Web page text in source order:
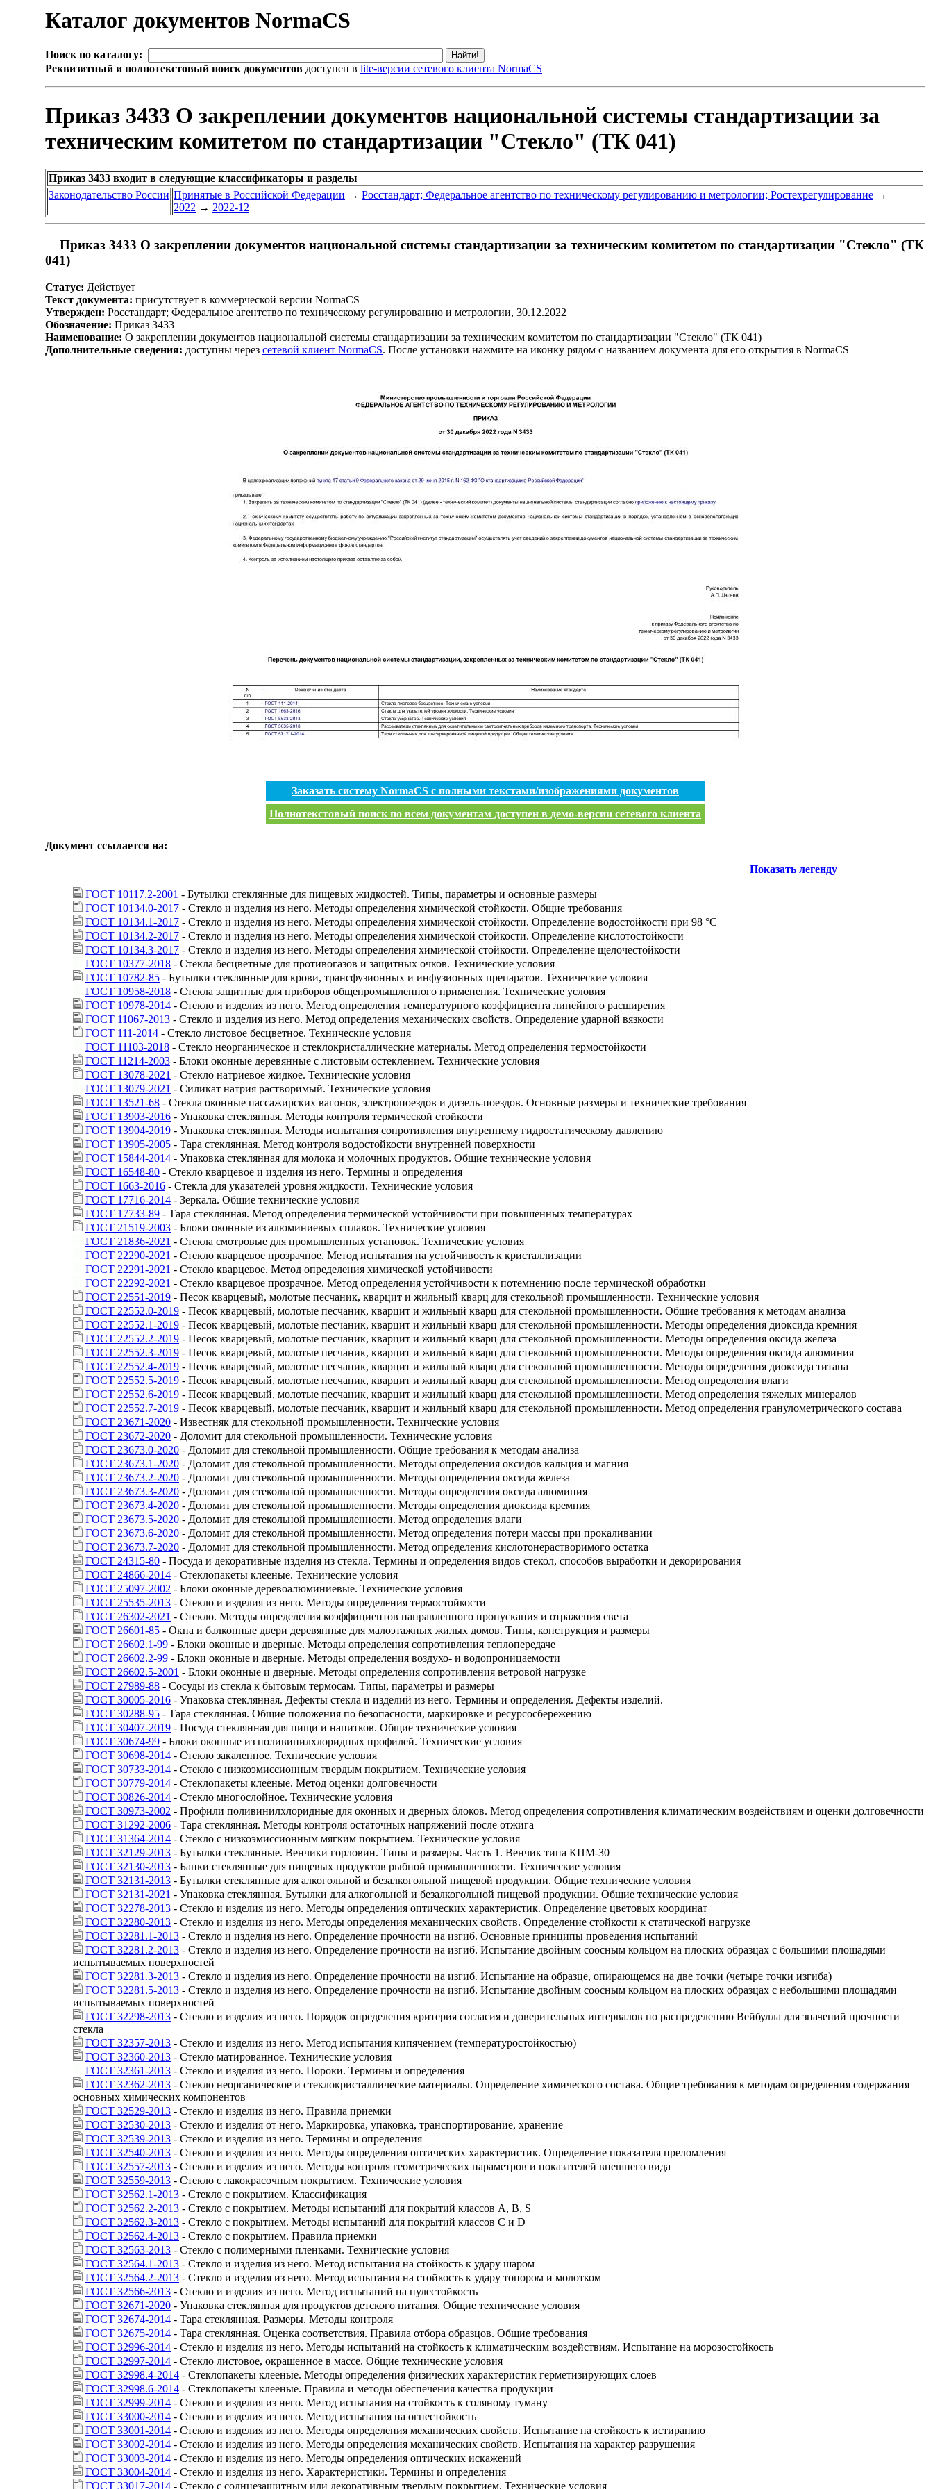
Каталог документов NormaCS
Поиск по каталогу:
Реквизитный и полнотекстовый поиск документов доступен в lite-версии сетевого клиента NormaCS
Приказ 3433 О закреплении документов национальной системы стандартизации за
техническим комитетом по стандартизации "Стекло" (ТК 041)
Приказ 3433 входит в следующие классификаторы и разделы
Законодательство России Принятые в Российской Федерации → Росстандарт; Федеральное агентство по техническому регулированию и метрологии; Ростехрегулирование →
2022 → 2022-12
Приказ 3433 О закреплении документов национальной системы стандартизации за техническим комитетом по стандартизации "Стекло" (ТК
041)
Статус: Действует
Текст документа: присутствует в коммерческой версии NormaCS
Утвержден: Росстандарт; Федеральное агентство по техническому регулированию и метрологии, 30.12.2022
Обозначение: Приказ 3433
Наименование: О закреплении документов национальной системы стандартизации за техническим комитетом по стандартизации "Стекло" (ТК 041)
Дополнительные сведения: доступны через сетевой клиент NormaCS. После установки нажмите на иконку рядом с названием документа для его открытия в NormaCS
Заказать систему NormaCS с полными текстами/изображениями документов
Полнотекстовый поиск по всем документам доступен в демо-версии сетевого клиента
Документ ссылается на:
Показать легенду
ГОСТ 10117.2-2001 - Бутылки стеклянные для пищевых жидкостей. Типы, параметры и основные размеры
ГОСТ 10134.0-2017 - Стекло и изделия из него. Методы определения химической стойкости. Общие требования
ГОСТ 10134.1-2017 - Стекло и изделия из него. Методы определения химической стойкости. Определение водостойкости при 98 °С
ГОСТ 10134.2-2017 - Стекло и изделия из него. Методы определения химической стойкости. Определение кислотостойкости
ГОСТ 10134.3-2017 - Стекло и изделия из него. Методы определения химической стойкости. Определение щелочестойкости
ГОСТ 10377-2018 - Стекла бесцветные для противогазов и защитных очков. Технические условия
ГОСТ 10782-85 - Бутылки стеклянные для крови, трансфузионных и инфузионных препаратов. Технические условия
ГОСТ 10958-2018 - Стекла защитные для приборов общепромышленного применения. Технические условия
ГОСТ 10978-2014 - Стекло и изделия из него. Метод определения температурного коэффициента линейного расширения
ГОСТ 11067-2013 - Стекло и изделия из него. Метод определения механических свойств. Определение ударной вязкости
ГОСТ 111-2014 - Стекло листовое бесцветное. Технические условия
ГОСТ 11103-2018 - Стекло неорганическое и стеклокристаллические материалы. Метод определения термостойкости
ГОСТ 11214-2003 - Блоки оконные деревянные с листовым остеклением. Технические условия
ГОСТ 13078-2021 - Стекло натриевое жидкое. Технические условия
ГОСТ 13079-2021 - Силикат натрия растворимый. Технические условия
ГОСТ 13521-68 - Стекла оконные пассажирских вагонов, электропоездов и дизель-поездов. Основные размеры и технические требования
ГОСТ 13903-2016 - Упаковка стеклянная. Методы контроля термической стойкости
ГОСТ 13904-2019 - Упаковка стеклянная. Методы испытания сопротивления внутреннему гидростатическому давлению
ГОСТ 13905-2005 - Тара стеклянная. Метод контроля водостойкости внутренней поверхности
ГОСТ 15844-2014 - Упаковка стеклянная для молока и молочных продуктов. Общие технические условия
ГОСТ 16548-80 - Стекло кварцевое и изделия из него. Термины и определения
ГОСТ 1663-2016 - Стекла для указателей уровня жидкости. Технические условия
ГОСТ 17716-2014 - Зеркала. Общие технические условия
ГОСТ 17733-89 - Тара стеклянная. Метод определения термической устойчивости при повышенных температурах
ГОСТ 21519-2003 - Блоки оконные из алюминиевых сплавов. Технические условия
ГОСТ 21836-2021 - Стекла смотровые для промышленных установок. Технические условия
ГОСТ 22290-2021 - Стекло кварцевое прозрачное. Метод испытания на устойчивость к кристаллизации
ГОСТ 22291-2021 - Стекло кварцевое. Метод определения химической устойчивости
ГОСТ 22292-2021 - Стекло кварцевое прозрачное. Метод определения устойчивости к потемнению после термической обработки
ГОСТ 22551-2019 - Песок кварцевый, молотые песчаник, кварцит и жильный кварц для стекольной промышленности. Технические условия
ГОСТ 22552.0-2019 - Песок кварцевый, молотые песчаник, кварцит и жильный кварц для стекольной промышленности. Общие требования к методам анализа
ГОСТ 22552.1-2019 - Песок кварцевый, молотые песчаник, кварцит и жильный кварц для стекольной промышленности. Методы определения диоксида кремния
ГОСТ 22552.2-2019 - Песок кварцевый, молотые песчаник, кварцит и жильный кварц для стекольной промышленности. Методы определения оксида железа
ГОСТ 22552.3-2019 - Песок кварцевый, молотые песчаник, кварцит и жильный кварц для стекольной промышленности. Методы определения оксида алюминия
ГОСТ 22552.4-2019 - Песок кварцевый, молотые песчаник, кварцит и жильный кварц для стекольной промышленности. Методы определения диоксида титана
ГОСТ 22552.5-2019 - Песок кварцевый, молотые песчаник, кварцит и жильный кварц для стекольной промышленности. Метод определения влаги
ГОСТ 22552.6-2019 - Песок кварцевый, молотые песчаник, кварцит и жильный кварц для стекольной промышленности. Метод определения тяжелых минералов
ГОСТ 22552.7-2019 - Песок кварцевый, молотые песчаник, кварцит и жильный кварц для стекольной промышленности. Метод определения гранулометрического состава
ГОСТ 23671-2020 - Известняк для стекольной промышленности. Технические условия
ГОСТ 23672-2020 - Доломит для стекольной промышленности. Технические условия
ГОСТ 23673.0-2020 - Доломит для стекольной промышленности. Общие требования к методам анализа
ГОСТ 23673.1-2020 - Доломит для стекольной промышленности. Методы определения оксидов кальция и магния
ГОСТ 23673.2-2020 - Доломит для стекольной промышленности. Методы определения оксида железа
ГОСТ 23673.3-2020 - Доломит для стекольной промышленности. Методы определения оксида алюминия
ГОСТ 23673.4-2020 - Доломит для стекольной промышленности. Методы определения диоксида кремния
ГОСТ 23673.5-2020 - Доломит для стекольной промышленности. Метод определения влаги
ГОСТ 23673.6-2020 - Доломит для стекольной промышленности. Метод определения потери массы при прокаливании
ГОСТ 23673.7-2020 - Доломит для стекольной промышленности. Метод определения кислотонерастворимого остатка
ГОСТ 24315-80 - Посуда и декоративные изделия из стекла. Термины и определения видов стекол, способов выработки и декорирования
ГОСТ 24866-2014 - Стеклопакеты клееные. Технические условия
ГОСТ 25097-2002 - Блоки оконные деревоалюминиевые. Технические условия
ГОСТ 25535-2013 - Стекло и изделия из него. Методы определения термостойкости
ГОСТ 26302-2021 - Стекло. Методы определения коэффициентов направленного пропускания и отражения света
ГОСТ 26601-85 - Окна и балконные двери деревянные для малоэтажных жилых домов. Типы, конструкция и размеры
ГОСТ 26602.1-99 - Блоки оконные и дверные. Методы определения сопротивления теплопередаче
ГОСТ 26602.2-99 - Блоки оконные и дверные. Методы определения воздухо- и водопроницаемости
ГОСТ 26602.5-2001 - Блоки оконные и дверные. Методы определения сопротивления ветровой нагрузке
ГОСТ 27989-88 - Сосуды из стекла к бытовым термосам. Типы, параметры и размеры
ГОСТ 30005-2016 - Упаковка стеклянная. Дефекты стекла и изделий из него. Термины и определения. Дефекты изделий.
ГОСТ 30288-95 - Тара стеклянная. Общие положения по безопасности, маркировке и ресурсосбережению
ГОСТ 30407-2019 - Посуда стеклянная для пищи и напитков. Общие технические условия
ГОСТ 30674-99 - Блоки оконные из поливинилхлоридных профилей. Технические условия
ГОСТ 30698-2014 - Стекло закаленное. Технические условия
ГОСТ 30733-2014 - Стекло с низкоэмиссионным твердым покрытием. Технические условия
ГОСТ 30779-2014 - Стеклопакеты клееные. Метод оценки долговечности
ГОСТ 30826-2014 - Стекло многослойное. Технические условия
ГОСТ 30973-2002 - Профили поливинилхлоридные для оконных и дверных блоков. Метод определения сопротивления климатическим воздействиям и оценки долговечности
ГОСТ 31292-2006 - Тара стеклянная. Методы контроля остаточных напряжений после отжига
ГОСТ 31364-2014 - Стекло с низкоэмиссионным мягким покрытием. Технические условия
ГОСТ 32129-2013 - Бутылки стеклянные. Венчики горловин. Типы и размеры. Часть 1. Венчик типа КПМ-30
ГОСТ 32130-2013 - Банки стеклянные для пищевых продуктов рыбной промышленности. Технические условия
ГОСТ 32131-2013 - Бутылки стеклянные для алкогольной и безалкогольной пищевой продукции. Общие технические условия
ГОСТ 32131-2021 - Упаковка стеклянная. Бутылки для алкогольной и безалкогольной пищевой продукции. Общие технические условия
ГОСТ 32278-2013 - Стекло и изделия из него. Методы определения оптических характеристик. Определение цветовых координат
ГОСТ 32280-2013 - Стекло и изделия из него. Методы определения механических свойств. Определение стойкости к статической нагрузке
ГОСТ 32281.1-2013 - Стекло и изделия из него. Определение прочности на изгиб. Основные принципы проведения испытаний
ГОСТ 32281.2-2013 - Стекло и изделия из него. Определение прочности на изгиб. Испытание двойным соосным кольцом на плоских образцах с большими площадями
испытываемых поверхностей
ГОСТ 32281.3-2013 - Стекло и изделия из него. Определение прочности на изгиб. Испытание на образце, опирающемся на две точки (четыре точки изгиба)
ГОСТ 32281.5-2013 - Стекло и изделия из него. Определение прочности на изгиб. Испытание двойным соосным кольцом на плоских образцах с небольшими площадями
испытываемых поверхностей
ГОСТ 32298-2013 - Стекло и изделия из него. Порядок определения критерия согласия и доверительных интервалов по распределению Вейбулла для значений прочности
стекла
ГОСТ 32357-2013 - Стекло и изделия из него. Метод испытания кипячением (температуростойкостью)
ГОСТ 32360-2013 - Стекло матированное. Технические условия
ГОСТ 32361-2013 - Стекло и изделия из него. Пороки. Термины и определения
ГОСТ 32362-2013 - Стекло неорганическое и стеклокристаллические материалы. Определение химического состава. Общие требования к методам определения содержания
основных химических компонентов
ГОСТ 32529-2013 - Стекло и изделия из него. Правила приемки
ГОСТ 32530-2013 - Стекло и изделия от него. Маркировка, упаковка, транспортирование, хранение
ГОСТ 32539-2013 - Стекло и изделия из него. Термины и определения
ГОСТ 32540-2013 - Стекло и изделия из него. Методы определения оптических характеристик. Определение показателя преломления
ГОСТ 32557-2013 - Стекло и изделия из него. Методы контроля геометрических параметров и показателей внешнего вида
ГОСТ 32559-2013 - Стекло с лакокрасочным покрытием. Технические условия
ГОСТ 32562.1-2013 - Стекло с покрытием. Классификация
ГОСТ 32562.2-2013 - Стекло с покрытием. Методы испытаний для покрытий классов А, В, S
ГОСТ 32562.3-2013 - Стекло с покрытием. Методы испытаний для покрытий классов C и D
ГОСТ 32562.4-2013 - Стекло с покрытием. Правила приемки
ГОСТ 32563-2013 - Стекло с полимерными пленками. Технические условия
ГОСТ 32564.1-2013 - Стекло и изделия из него. Метод испытания на стойкость к удару шаром
ГОСТ 32564.2-2013 - Стекло и изделия из него. Метод испытания на стойкость к удару топором и молотком
ГОСТ 32566-2013 - Стекло и изделия из него. Метод испытаний на пулестойкость
ГОСТ 32671-2020 - Упаковка стеклянная для продуктов детского питания. Общие технические условия
ГОСТ 32674-2014 - Тара стеклянная. Размеры. Методы контроля
ГОСТ 32675-2014 - Тара стеклянная. Оценка соответствия. Правила отбора образцов. Общие требования
ГОСТ 32996-2014 - Стекло и изделия из него. Методы испытаний на стойкость к климатическим воздействиям. Испытание на морозостойкость
ГОСТ 32997-2014 - Стекло листовое, окрашенное в массе. Общие технические условия
ГОСТ 32998.4-2014 - Стеклопакеты клееные. Методы определения физических характеристик герметизирующих слоев
ГОСТ 32998.6-2014 - Стеклопакеты клееные. Правила и методы обеспечения качества продукции
ГОСТ 32999-2014 - Стекло и изделия из него. Метод испытания на стойкость к соляному туману
ГОСТ 33000-2014 - Стекло и изделия из него. Метод испытания на огнестойкость
ГОСТ 33001-2014 - Стекло и изделия из него. Методы определения механических свойств. Испытание на стойкость к истиранию
ГОСТ 33002-2014 - Стекло и изделия из него. Методы определения механических свойств. Испытания на характер разрушения
ГОСТ 33003-2014 - Стекло и изделия из него. Методы определения оптических искажений
ГОСТ 33004-2014 - Стекло и изделия из него. Характеристики. Термины и определения
ГОСТ 33017-2014 - Стекло с солнцезащитным или декоративным твердым покрытием. Технические условия